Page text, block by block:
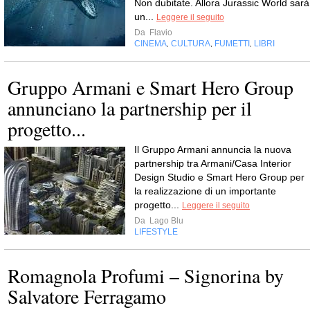
Non dubitate. Allora Jurassic World sarà
un...
Leggere il seguito
Da Flavio
CINEMA CULTURA FUMETTI LIBRI
Gruppo Armani e Smart Hero Group
annunciano la partnership per il
progetto...
Il Gruppo Armani annuncia la nuova
partnership tra Armani/Casa Interior
Design Studio e Smart Hero Group per
la realizzazione di un importante
progetto...
Leggere il seguito
Da Lago Blu
LIFESTYLE
Romagnola Profumi – Signorina by
Salvatore Ferragamo